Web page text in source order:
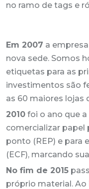
no ramo de tags e
Em 2007 a
nova sede. Somos
etiquetas para as
investimentos são
as 60 maiores lojas
2010 foi o ano que
comercializar papel
ponto (REP) e para
(ECF), marcando
No fim de 2015
próprio material.